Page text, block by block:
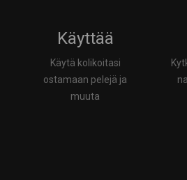
Käyttää
Käytä kolikoitasi
ostamaan pelejä ja
muuta